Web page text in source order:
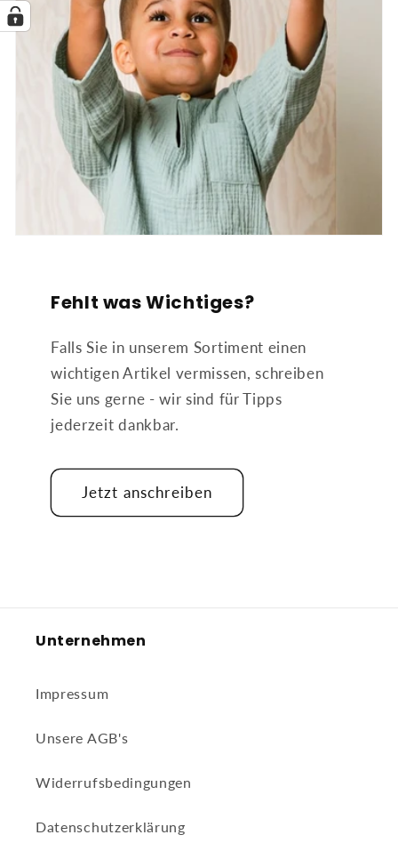
Fehlt was Wichtiges?
Falls Sie in unserem Sortiment einen
wichtigen Artikel vermissen, schreiben
Sie uns gerne - wir sind für Tipps
jederzeit dankbar.
Jetzt anschreiben
Unternehmen
Impressum
Unsere AGB's
Widerrufsbedingungen
Datenschutzerklärung